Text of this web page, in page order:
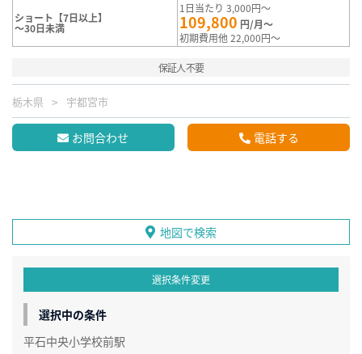
ショート【7日以上】
～30日未満
1日当たり 3,000円～
109,800 円/月～
初期費用他 22,000円～
保証人不要
栃木県 宇都宮市
お問合わせ 電話する
地図で検索
選択条件変更
選択中の条件
平石中央小学校前駅